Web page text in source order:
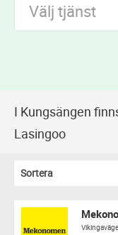
Välj tjänst
I Kungsängen
Lasingoo
Sortera